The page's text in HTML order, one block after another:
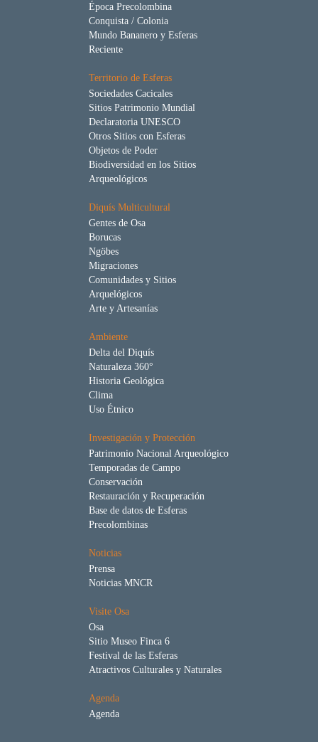
Época Precolombina
Conquista / Colonia
Mundo Bananero y Esferas
Reciente
Territorio de Esferas
Sociedades Cacicales
Sitios Patrimonio Mundial
Declaratoria UNESCO
Otros Sitios con Esferas
Objetos de Poder
Biodiversidad en los Sitios
Arqueológicos
Diquís Multicultural
Gentes de Osa
Borucas
Ngöbes
Migraciones
Comunidades y Sitios
Arquelógicos
Arte y Artesanías
Ambiente
Delta del Diquís
Naturaleza 360°
Historia Geológica
Clima
Uso Étnico
Investigación y Protección
Patrimonio Nacional Arqueológico
Temporadas de Campo
Conservación
Restauración y Recuperación
Base de datos de Esferas
Precolombinas
Noticias
Prensa
Noticias MNCR
Visite Osa
Osa
Sitio Museo Finca 6
Festival de las Esferas
Atractivos Culturales y Naturales
Agenda
Agenda